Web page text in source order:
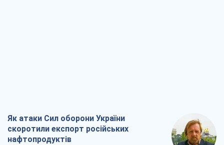
Як атаки Сил оборони України
скоротили експорт російських
нафтопродуктів